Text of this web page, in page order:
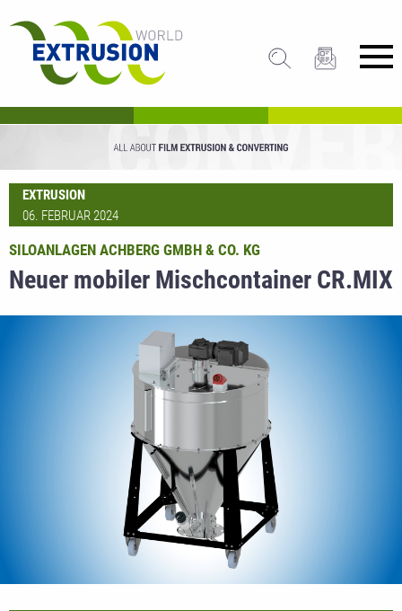
EXTRUSION
06. FEBRUAR 2024
Neuer mobiler Mischcontainer CR.MIX
SILOANLAGEN ACHBERG GMBH & CO. KG